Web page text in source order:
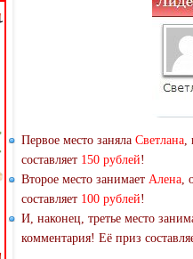
Первое место заняла Светлана,
составляет 150 рублей!
Второе место занимает Алена,
составляет 100 рублей!
И, наконец, третье место
комментария! Её приз